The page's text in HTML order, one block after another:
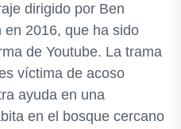
dirigido por Ben
en 2016, que ha sido
de Youtube. La trama
víctima de acoso
ayuda en una
en el bosque cercano